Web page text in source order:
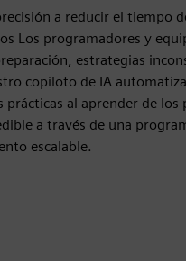
a reducir el tiempo
Los programadores y
estrategias
copiloto de IA
al aprender de los
a través de una
escalable.